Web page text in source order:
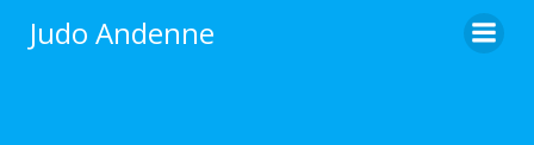
Judo Andenne